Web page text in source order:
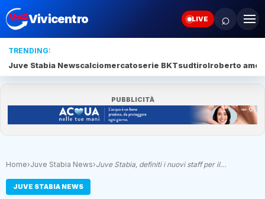
Vivicentro LIVE ⌕
TRENDING:
Juve Stabia Newscalciomercatoserie BKTsudtirolroberto
PUBBLICITÀ
Home›Juve Stabia News›Juve Stabia, definiti i nuovi staff per il…
JUVE STABIA NEWS